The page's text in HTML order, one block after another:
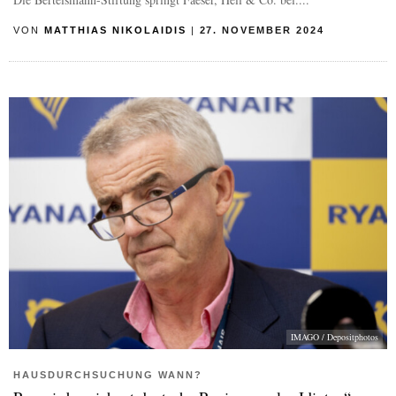
VON MATTHIAS NIKOLAIDIS | 27. NOVEMBER 2024
IMAGO / Depositphotos
HAUSDURCHSUCHUNG WANN?